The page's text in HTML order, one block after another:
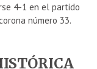
4-1 en el partido
número 33.